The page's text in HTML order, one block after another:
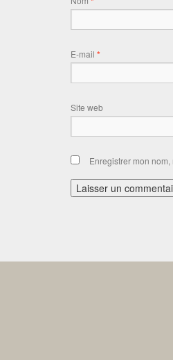
E-mail *
Site web
Enregistrer mon